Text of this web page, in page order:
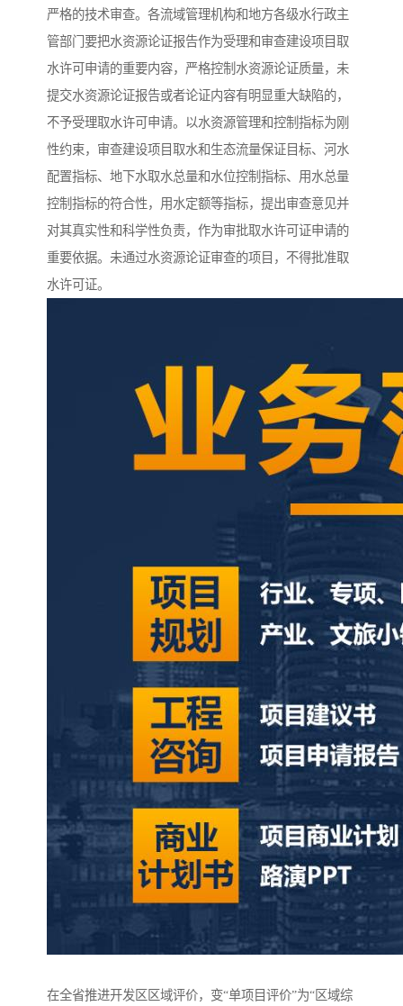
严格的技术审查。各流域管理机构和地方各级水行政主
管部门要把水资源论证报告作为受理和审查建设项目取
水许可申请的重要内容，严格控制水资源论证质量，未
提交水资源论证报告或者论证内容有明显重大缺陷的，
不予受理取水许可申请。以水资源管理和控制指标为刚
性约束，审查建设项目取水和生态流量保证目标、河水
配置指标、地下水取水总量和水位控制指标、用水总量
控制指标的符合性，用水定额等指标，提出审查意见并
对其真实性和科学性负责，作为审批取水许可证申请的
重要依据。未通过水资源论证审查的项目，不得批准取
水许可证。
在全省推进开发区区域评价，变“单项目评价”为“区域综